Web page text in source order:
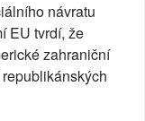
návratu
EU tvrdí, že
zahraniční